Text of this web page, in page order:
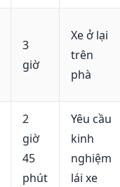
3
giờ
Xe ở lại
trên
phà
2
giờ
45
phút
Yêu cầu
kinh
nghiệm
lái xe